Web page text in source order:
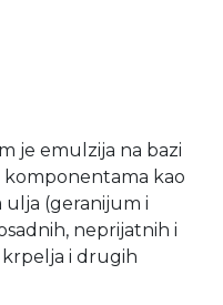
je emulzija na bazi
komponentama kao
ulja (geranijum i
neprijatnih i
i drugih